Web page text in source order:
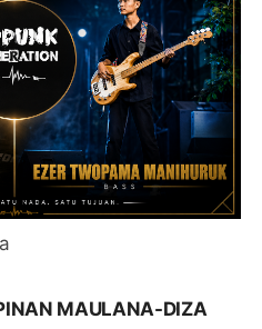
MAULANA-DIZA